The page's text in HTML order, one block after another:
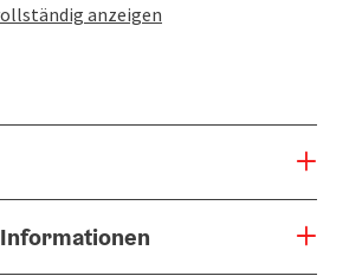
anzeigen